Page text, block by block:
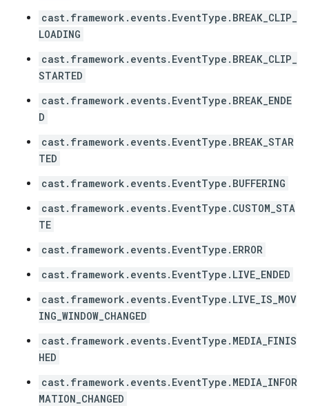
cast.framework.events.EventType.BREAK_CLIP_
LOADING
cast.framework.events.EventType.BREAK_CLIP_
STARTED
cast.framework.events.EventType.BREAK_ENDE
D
cast.framework.events.EventType.BREAK_STAR
TED
cast.framework.events.EventType.BUFFERING
cast.framework.events.EventType.CUSTOM_STA
TE
cast.framework.events.EventType.ERROR
cast.framework.events.EventType.LIVE_ENDED
cast.framework.events.EventType.LIVE_IS_MOV
ING_WINDOW_CHANGED
cast.framework.events.EventType.MEDIA_FINIS
HED
cast.framework.events.EventType.MEDIA_INFOR
MATION_CHANGED